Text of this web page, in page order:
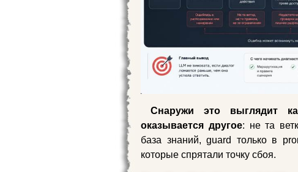
Снаружи это выглядит
оказывается другое: не та
база знаний, guard только в
которые спрятали точку сбоя.